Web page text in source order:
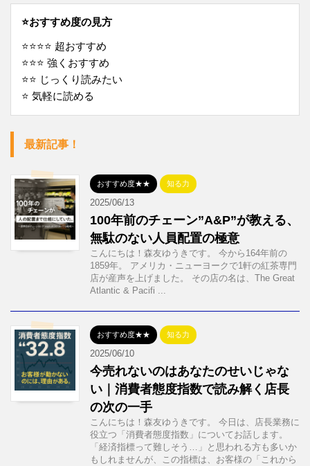
⭐️おすすめ度の見方
⭐️⭐️⭐️⭐️ 超おすすめ
⭐️⭐️⭐️ 強くおすすめ
⭐️⭐️ じっくり読みたい
⭐️ 気軽に読める
最新記事！
おすすめ度★★ 知る力
2025/06/13
100年前のチェーン”A&P”が教える、
無駄のない人員配置の極意
こんにちは！森友ゆうきです。 今から164年前の
1859年。 アメリカ・ニューヨークで1軒の紅茶専門
店が産声を上げました。 その店の名は、The Great
Atlantic & Pacifi ...
おすすめ度★★ 知る力
2025/06/10
今売れないのはあなたのせいじゃな
い｜消費者態度指数で読み解く店長
の次の一手
こんにちは！森友ゆうきです。 今日は、店長業務に
役立つ「消費者態度指数」についてお話します。
「経済指標って難しそう…」と思われる方も多いか
もしれませんが、この指標は、お客様の「これから